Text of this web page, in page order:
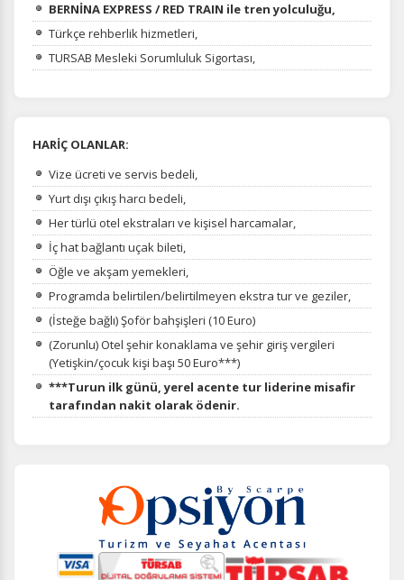
BERNİNA EXPRESS / RED TRAIN ile tren yolculuğu,
Türkçe rehberlik hizmetleri,
TURSAB Mesleki Sorumluluk Sigortası,
HARİÇ OLANLAR:
Vize ücreti ve servis bedeli,
Yurt dışı çıkış harcı bedeli,
Her türlü otel ekstraları ve kişisel harcamalar,
İç hat bağlantı uçak bileti,
Öğle ve akşam yemekleri,
Programda belirtilen/belirtilmeyen ekstra tur ve geziler,
(İsteğe bağlı) Şoför bahşişleri (10 Euro)
(Zorunlu) Otel şehir konaklama ve şehir giriş vergileri
(Yetişkin/çocuk kişi başı 50 Euro***)
***Turun ilk günü, yerel acente tur liderine misafir
tarafından nakit olarak ödenir.